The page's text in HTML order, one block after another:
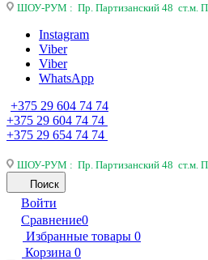
ШОУ-РУМ : Пр. Партизанский 48 ст.м.
Instagram
Viber
Viber
WhatsApp
+375 29 604 74 74
+375 29 604 74 74
+375 29 654 74 74
ШОУ-РУМ : Пр. Партизанский 48 ст.м.
Поиск
Войти
Сравнение0
Избранные товары 0
Корзина 0